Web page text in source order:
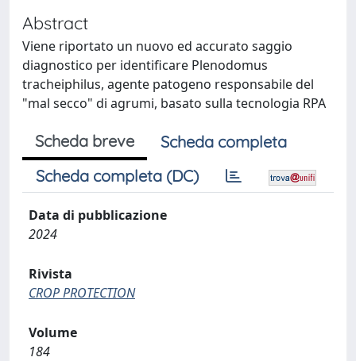
Abstract
Viene riportato un nuovo ed accurato saggio
diagnostico per identificare Plenodomus
tracheiphilus, agente patogeno responsabile del
"mal secco" di agrumi, basato sulla tecnologia RPA
Scheda breve
Scheda completa
Scheda completa (DC)
Data di pubblicazione
2024
Rivista
CROP PROTECTION
Volume
184